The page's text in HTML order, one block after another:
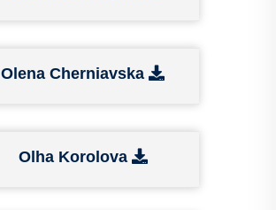
Olena Cherniavska
Olha Korolova